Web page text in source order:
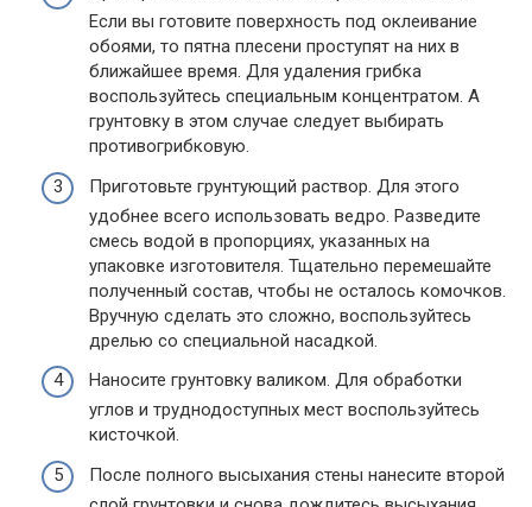
Если вы готовите поверхность под оклеивание
обоями, то пятна плесени проступят на них в
ближайшее время. Для удаления грибка
воспользуйтесь специальным концентратом. А
грунтовку в этом случае следует выбирать
противогрибковую.
Приготовьте грунтующий раствор. Для этого
удобнее всего использовать ведро. Разведите
смесь водой в пропорциях, указанных на
упаковке изготовителя. Тщательно перемешайте
полученный состав, чтобы не осталось комочков.
Вручную сделать это сложно, воспользуйтесь
дрелью со специальной насадкой.
Наносите грунтовку валиком. Для обработки
углов и труднодоступных мест воспользуйтесь
кисточкой.
После полного высыхания стены нанесите второй